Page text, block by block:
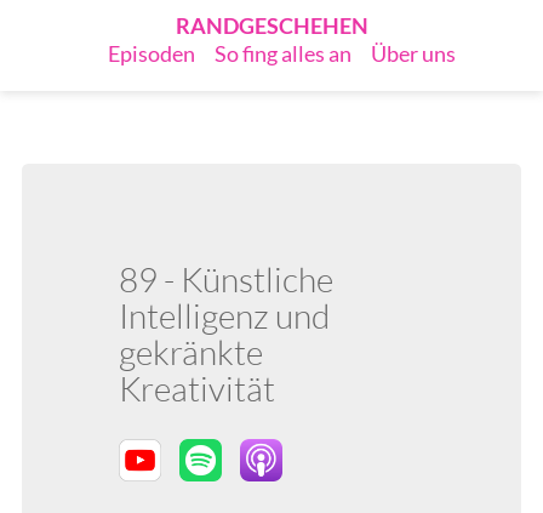
RANDGESCHEHEN
Episoden
So fing alles an Über uns
89 - Künstliche
Intelligenz und
gekränkte
Kreativität